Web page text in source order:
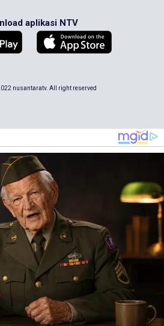
aplikasi NTV
nusantaratv. All right reserved